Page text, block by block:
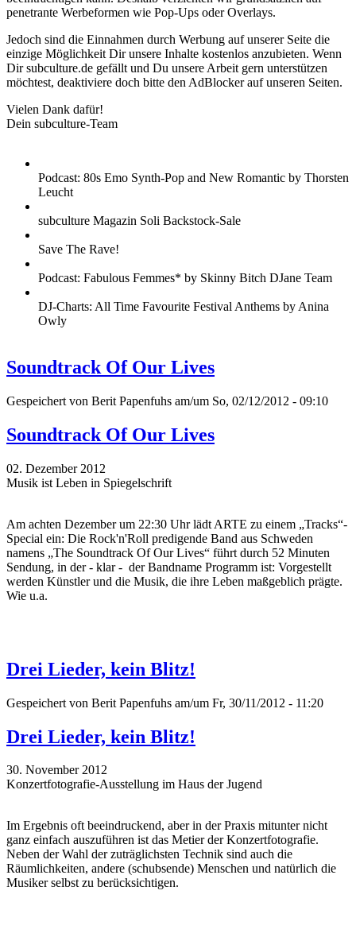
penetrante Werbeformen wie Pop-Ups oder Overlays.
Jedoch sind die Einnahmen durch Werbung auf unserer Seite die
einzige Möglichkeit Dir unsere Inhalte kostenlos anzubieten. Wenn
Dir subculture.de gefällt und Du unsere Arbeit gern unterstützen
möchtest, deaktiviere doch bitte den AdBlocker auf unseren Seiten.
Vielen Dank dafür!
Dein subculture-Team
Podcast: 80s Emo Synth-Pop and New Romantic by Thorsten
Leucht
subculture Magazin Soli Backstock-Sale
Save The Rave!
Podcast: Fabulous Femmes* by Skinny Bitch DJane Team
DJ-Charts: All Time Favourite Festival Anthems by Anina
Owly
Soundtrack Of Our Lives
Gespeichert von Berit Papenfuhs am/um So, 02/12/2012 - 09:10
Soundtrack Of Our Lives
02. Dezember 2012
Musik ist Leben in Spiegelschrift
Am achten Dezember um 22:30 Uhr lädt ARTE zu einem „Tracks“-
Special ein: Die Rock'n'Roll predigende Band aus Schweden
namens „The Soundtrack Of Our Lives“ führt durch 52 Minuten
Sendung, in der - klar - der Bandname Programm ist: Vorgestellt
werden Künstler und die Musik, die ihre Leben maßgeblich prägte.
Wie u.a.
Drei Lieder, kein Blitz!
Gespeichert von Berit Papenfuhs am/um Fr, 30/11/2012 - 11:20
Drei Lieder, kein Blitz!
30. November 2012
Konzertfotografie-Ausstellung im Haus der Jugend
Im Ergebnis oft beeindruckend, aber in der Praxis mitunter nicht
ganz einfach auszuführen ist das Metier der Konzertfotografie.
Neben der Wahl der zuträglichsten Technik sind auch die
Räumlichkeiten, andere (schubsende) Menschen und natürlich die
Musiker selbst zu berücksichtigen.